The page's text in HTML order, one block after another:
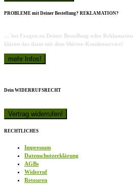
PROBLEME mit Deiner Bestellung? REKLAMATION?
… bei Fragen zu Deiner Bestellung oder
klären das dann mit dem Shirtee-Kundenservice!
Dein WIDERRUFSRECHT
RECHTLICHES
Impressum
Datenschutzerklärung
AGBs
Widerruf
Retouren